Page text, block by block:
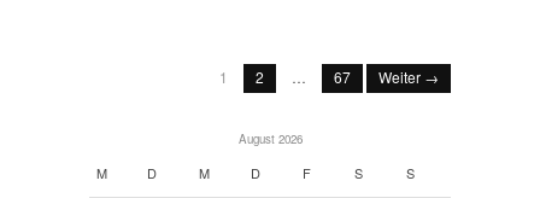
1 2 … 67 Weiter →
August 2026
M D M D F S S